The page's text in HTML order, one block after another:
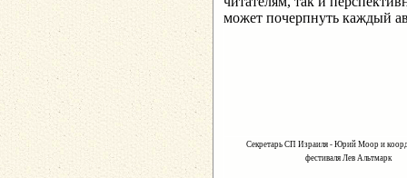
может почерпнуть каждый
Секретарь СП Израиля - Юрий Моор и
фестиваля Лев Альтмарк